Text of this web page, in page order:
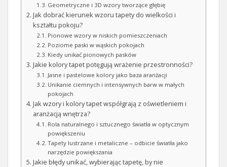
Geometryczne i 3D wzory tworzące głębię
Jak dobrać kierunek wzoru tapety do wielkości i
kształtu pokoju?
Pionowe wzory w niskich pomieszczeniach
Poziome paski w wąskich pokojach
Kiedy unikać pionowych pasków
Jakie kolory tapet potęgują wrażenie przestronności?
Jasne i pastelowe kolory jako baza aranżacji
Unikanie ciemnych i intensywnych barw w małych
pokojach
Jak wzory i kolory tapet współgrają z oświetleniem i
aranżacją wnętrza?
Rola naturalnego i sztucznego światła w optycznym
powiększeniu
Tapety lustrzane i metaliczne – odbicie światła jako
narzędzie powiększania
Jakie błędy unikać, wybierając tapetę, by nie